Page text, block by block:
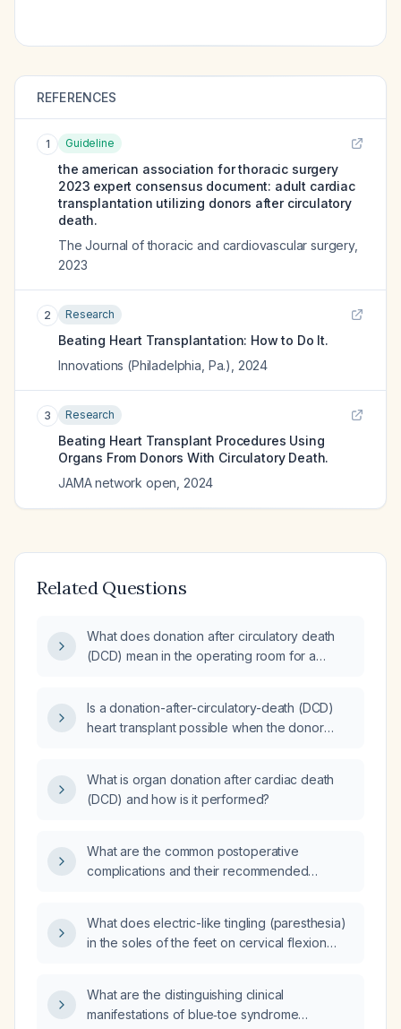
REFERENCES
1 Guideline
the american association for thoracic surgery
2023 expert consensus document: adult cardiac
transplantation utilizing donors after circulatory
death.
The Journal of thoracic and cardiovascular surgery,
2023
2 Research
Beating Heart Transplantation: How to Do It.
Innovations (Philadelphia, Pa.)
2024
3 Research
Beating Heart Transplant Procedures Using
Organs From Donors With Circulatory Death.
JAMA network open 2024
Related Questions
What does donation after circulatory death
(DCD) mean in the operating room for a
Is a donation-after-circulatory-death (DCD)
heart transplant possible when the donor
What is organ donation after cardiac death
(DCD) and how is it performed?
What are the common postoperative
complications and their recommended
What does electric-like tingling (paresthesia)
in the soles of the feet on cervical flexion
What are the distinguishing clinical
manifestations of blue‑toe syndrome